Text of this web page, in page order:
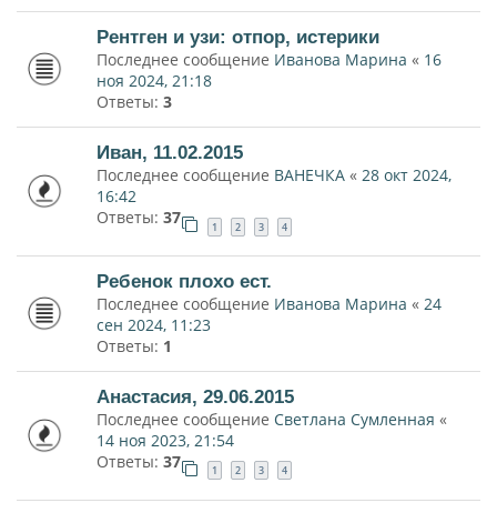
Рентген и узи: отпор, истерики
Последнее сообщение Иванова Марина « 16
ноя 2024, 21:18
Ответы: 3
Иван, 11.02.2015
Последнее сообщение ВАНЕЧКА « 28 окт 2024,
16:42
Ответы: 37 1 2 3 4
Ребенок плохо ест.
Последнее сообщение Иванова Марина « 24
сен 2024, 11:23
Ответы: 1
Анастасия, 29.06.2015
Последнее сообщение Светлана Сумленная «
14 ноя 2023, 21:54
Ответы: 37 1 2 3 4